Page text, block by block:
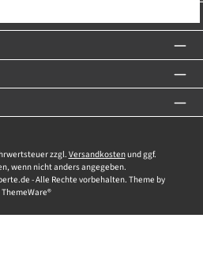
zzgl. Versandkostenund ggf.
wenn nicht anders angegeben.
- Alle Rechte vorbehalten. Theme by
ThemeWare®